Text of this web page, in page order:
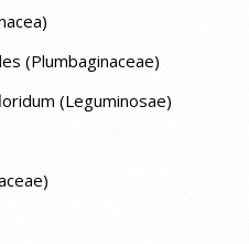
(Plumbaginaceae)
(Leguminosae)